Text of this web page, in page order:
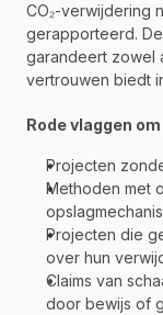
CO₂-verwijdering
gerapporteerd.
garandeert zowel
vertrouwen biedt
Rode vlaggen
Projecten
Methoden met
Projecten die
over hun
Claims van
door bewijs of